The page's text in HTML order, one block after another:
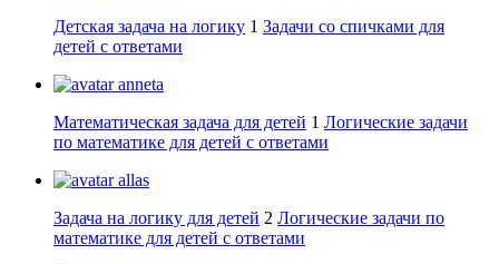
Детская задача на логику 1 Задачи со спичками для
детей с ответами
anneta
Математическая задача для детей 1 Логические задачи
по математике для детей с ответами
allas
Задача на логику для детей 2 Логические задачи по
математике для детей с ответами